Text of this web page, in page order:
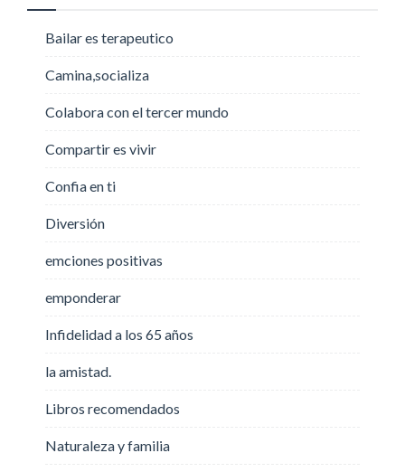
Bailar es terapeutico
Camina,socializa
Colabora con el tercer mundo
Compartir es vivir
Confia en ti
Diversión
emciones positivas
emponderar
Infidelidad a los 65 años
la amistad.
Libros recomendados
Naturaleza y familia